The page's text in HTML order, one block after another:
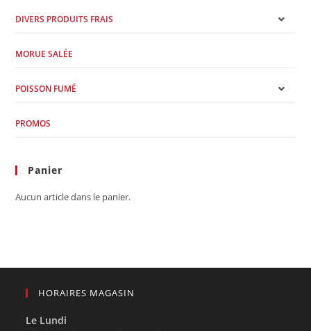
DIVERS PRODUITS FRAIS
MORUE SALÉE
POISSON FUMÉ
PROMOS
Panier
Aucun article dans le panier.
HORAIRES MAGASIN
Le Lundi